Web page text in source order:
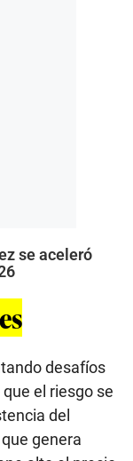
se aceleró
desafíos
el riesgo se
del
genera